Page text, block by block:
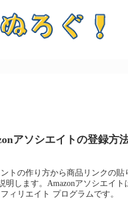
アソシエイトの登録方法
トの作り方から商品リンクの貼
します。Amazonアソシエイト
ィリエイト プログラムです。